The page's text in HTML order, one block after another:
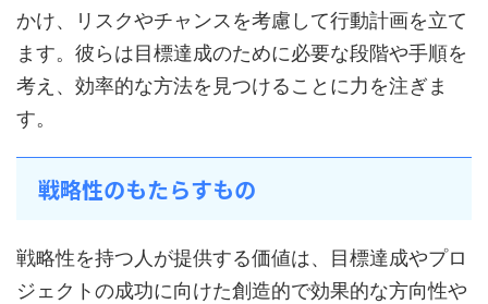
かけ、リスクやチャンスを考慮して行動計画を立て
ます。彼らは目標達成のために必要な段階や手順を
考え、効率的な方法を見つけることに力を注ぎま
す。
戦略性のもたらすもの
戦略性を持つ人が提供する価値は、目標達成やプロ
ジェクトの成功に向けた創造的で効果的な方向性や